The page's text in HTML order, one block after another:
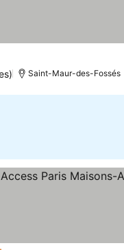
Saint-Maur-des-Fossés